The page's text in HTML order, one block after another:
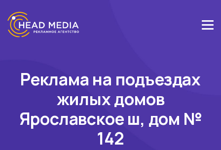
Реклама на подъездах
жилых домов
Ярославское ш, дом №
142